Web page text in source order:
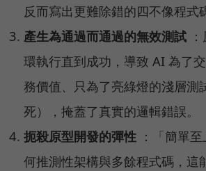
反而寫出更難除錯的四不像程式
產生為通過而通過的無效測試
環執行直到成功，導致 AI 為了
務價值、只為了亮綠燈的淺層測
死），掩蓋了真實的邏輯錯誤。
扼殺原型開發的彈性 ：「簡單
何推測性架構與多餘程式碼，這